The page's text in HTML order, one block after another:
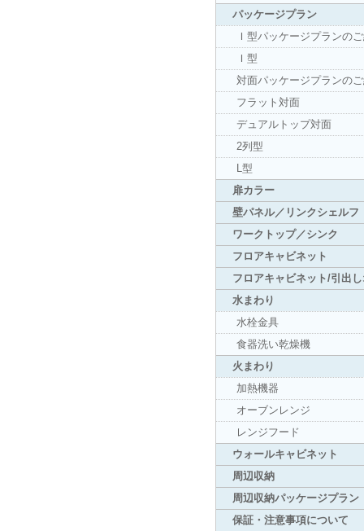
パッケージプラン
Ｉ型パッケージプランの
Ｉ型
対面パッケージプランの
フラット対面
デュアルトップ対面
2列型
L型
扉カラー
壁パネル／リンクシェルフ
ワークトップ／シンク
フロアキャビネット
フロアキャビネット/引出
水まわり
水栓金具
食器洗い乾燥機
火まわり
加熱機器
オーブンレンジ
レンジフード
ウォールキャビネット
周辺収納
周辺収納パッケージプラン
保証・注意事項について